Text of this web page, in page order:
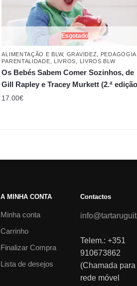
Esgotado
ALIMENTAÇÃO E BLW, GRAVIDEZ, PEDAGOGIA
PARENTALIDADE, LIVROS, LIVROS BLW
Os Bebés Sabem Comer Sozinhos, de
Gill Rapley e Tracey Murkett (2.ª
17.00€
A MINHA CONTA
Minha conta
Carrinho
Finalizar Compra
Lista de desejos
Contactos
Telem.: +351
910673862
(Chamada para
rede móvel